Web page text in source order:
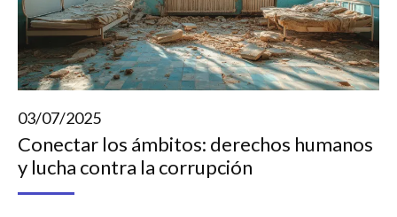
03/07/2025
Conectar los ámbitos: derechos humanos
y lucha contra la corrupción